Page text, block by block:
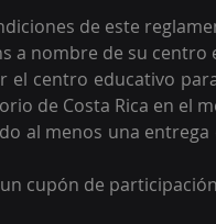
de este
a nombre de su centro
de Costa Rica en el
un cupón de